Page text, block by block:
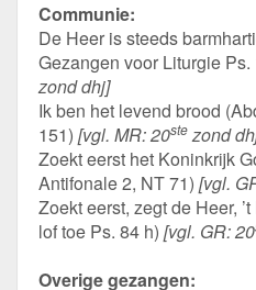
Communie:
De Heer is steeds
Gezangen voor Liturgie Ps.
zond dhj]
Ik ben het levend brood
151) [vgl. MR: 20stezond
Zoekt eerst het Koninkrijk
Antifonale 2, NT 71) [vgl.
Zoekt eerst, zegt de Heer,
lof toe Ps. 84 h) [vgl. GR: 20
Overige gezangen: